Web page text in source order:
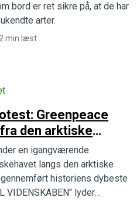
bord er ret sikre på, at de har
arter.
2 min læst
Greenpeace
den arktiske
en igangværende
langs den arktiske
historiens dybeste
VIDENSKABEN" lyder